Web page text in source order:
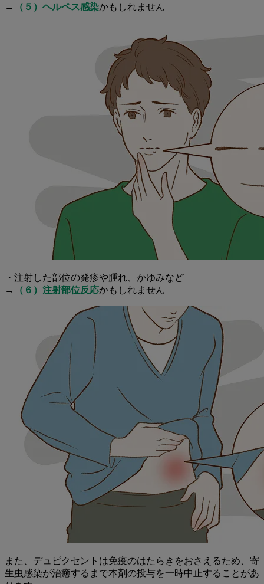
→ （５）ヘルペス感染かもしれません
・注射した部位の発疹や腫れ、かゆみなど
→
（６）注射部位反応かもしれません
また、デュピクセントは免疫のはたらきをおさえるため、寄
生虫感染が治癒するまで本剤の投与を一時中止することがあ